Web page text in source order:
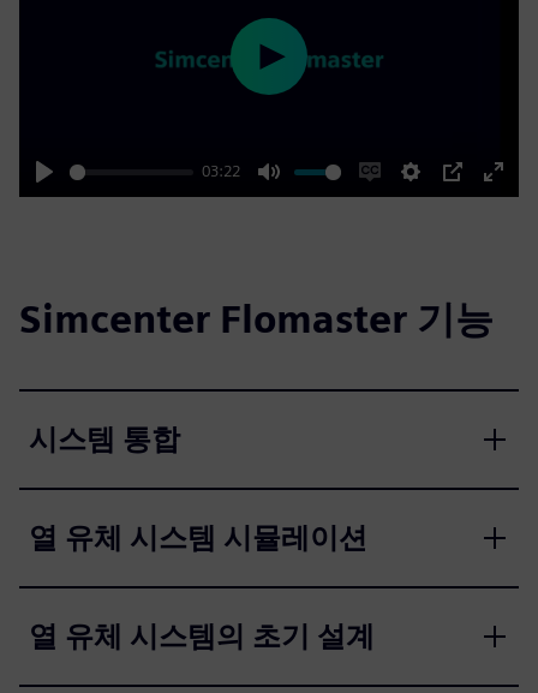
Play
03:22
Mute
EnableSettings
PIP
Enter
Play
Simcenter Flomaster 기능
시스템 통합
열 유체 시스템 시뮬레이션
열 유체 시스템의 초기 설계